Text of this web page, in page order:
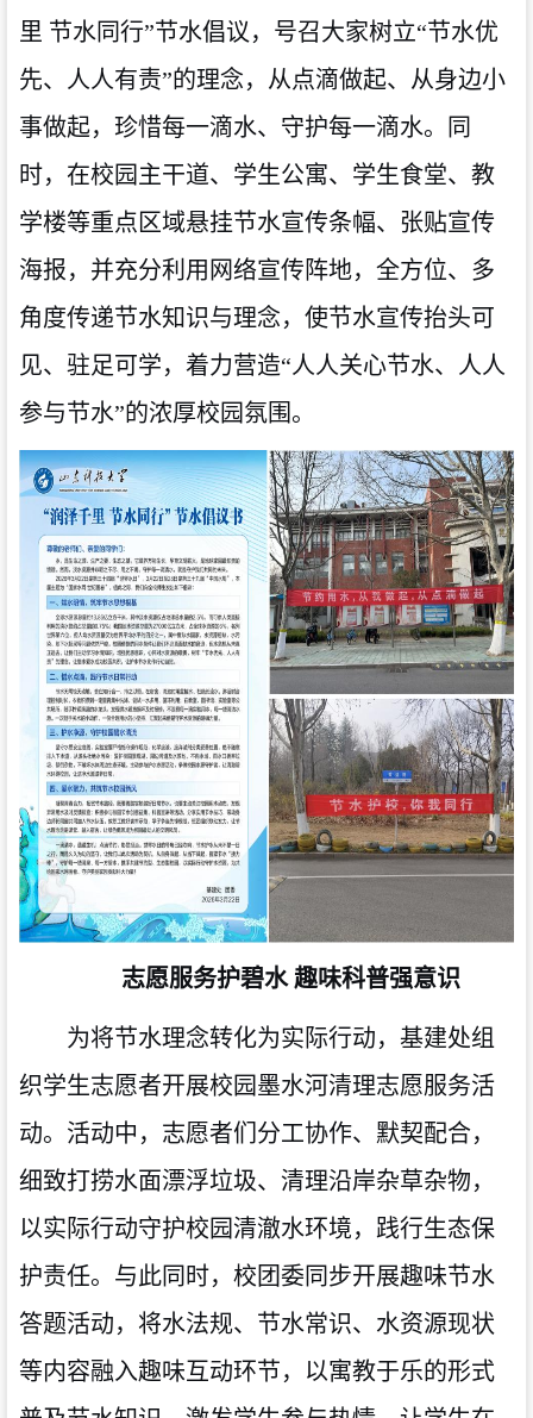
里 节水同行”节水倡议，号召大家树立“节水优
先、 人人有责”的理念，从点滴做起、从身边小
事做起，珍惜每一滴水、守护每一滴水。同
时，在校园主干道、学生公寓、学生食堂、教
学楼等重点区域悬挂节水宣传条幅、张贴宣传
海报，并充分利用 网络宣传阵地，全方位、多
角度传递节水知识与理念，使节水宣传抬头可
见、驻足可学，着力营造“人人关心节水、人人
参与节水”的浓厚校园氛围。
志愿服务护碧水 趣味科普强意识
为将节水理念转化为实际行动，基建处组
织学生志愿者开展校园墨水河清理志愿服务活
动。活动中，志愿者们分工协作、默契配合，
细致打捞水面漂浮垃圾、清理沿岸杂草杂物，
以实际行动守护校园清澈水环境，践行生态保
护责任。与此同时，校团委同步开展趣味节水
答题活动，将水法规、节水常识、水资源现状
等内容融入趣味互动环节，以寓教于乐的形式